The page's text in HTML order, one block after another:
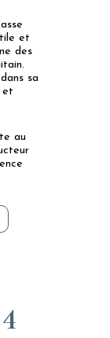
et
des
sa
et
au
4